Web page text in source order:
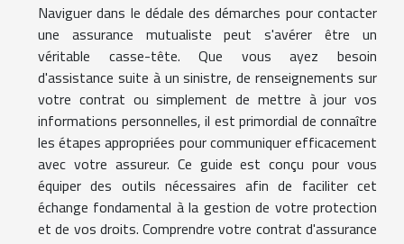
Naviguer dans le dédale des démarches pour contacter
une assurance mutualiste peut s'avérer être un
véritable casse-tête. Que vous ayez besoin
d'assistance suite à un sinistre, de renseignements sur
votre contrat ou simplement de mettre à jour vos
informations personnelles, il est primordial de connaître
les étapes appropriées pour communiquer efficacement
avec votre assureur. Ce guide est conçu pour vous
équiper des outils nécessaires afin de faciliter cet
échange fondamental à la gestion de votre protection
et de vos droits. Comprendre votre contrat d'assurance